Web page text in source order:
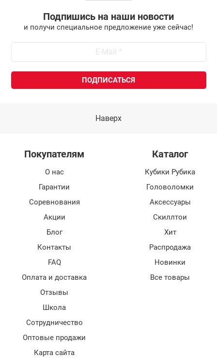
Подпишись на наши новости
и получи специальное предложение уже сейчас!
Наверх
Покупателям
О нас
Гарантии
Соревнования
Акции
Блог
Контакты
FAQ
Оплата и доставка
Отзывы
Школа
Сотрудничество
Оптовые продажи
Карта сайта
Каталог
Кубики Рубика
Головоломки
Аксессуары
Скиллтои
Хит
Распродажа
Новинки
Все товары